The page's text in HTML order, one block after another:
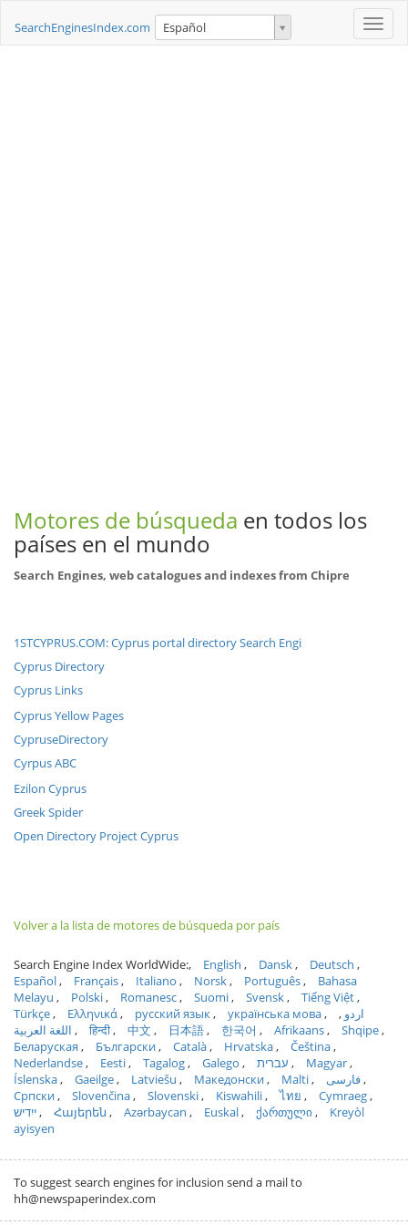
Toggle
SearchEnginesIndex.com Español
Motores de búsqueda en todos los
países en el mundo
Search Engines, web catalogues and indexes from Chipre
1STCYPRUS.COM: Cyprus portal directory Search Engi
Cyprus Directory
Cyprus Links
Cyprus Yellow Pages
CypruseDirectory
Cyrpus ABC
Ezilon Cyprus
Greek Spider
Open Directory Project Cyprus
Volver a la lista de motores de búsqueda por país
Search Engine Index WorldWide: English Dansk
Deutsch
Español
Français Italiano Norsk Português
Bahasa
Melayu
Polski Romanesc Suomi Svensk
Tiếng Việt
Türkçe
Ελληνικά русский язык українська мова
اردو
اللغة العربية
हिन्दी 中文 日本語 한국어 Afrikaans
Shqipe
Беларуская
Български Català Hrvatska
Čeština
Nederlandse
Eesti Tagalog Galego עברית
Magyar
Íslenska
Gaeilge Latviešu Македонски Malti
فارسی
Српски
Slovenčina Slovenski Kiswahili ไทย
Cymraeg
ייִדיש
Հայերեն Azərbaycan Euskal ქართული
Kreyòl
ayisyen
To suggest search engines for inclusion send a mail to
hh@newspaperindex.com